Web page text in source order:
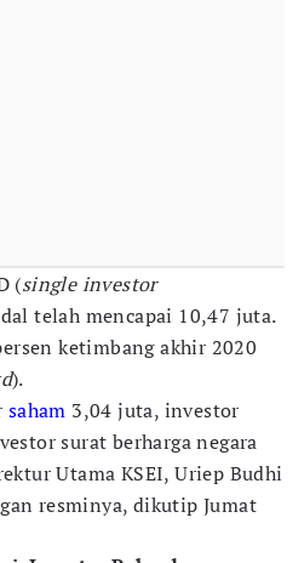
(single investor
telah mencapai 10,47 juta.
ketimbang akhir 2020
).
saham 3,04 juta, investor
surat berharga negara
Utama KSEI, Uriep Budhi
resminya, dikutip Jumat